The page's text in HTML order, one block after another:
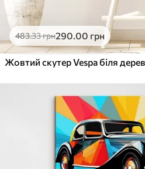
483.33грн290.00 грн